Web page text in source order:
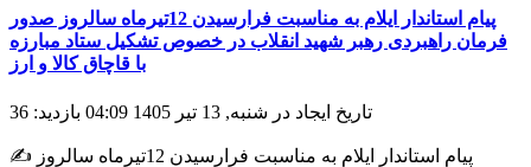
پیام استاندار ایلام به مناسبت فرارسیدن 12تیرماه سالروز صدور
فرمان راهبردی رهبر شهید انقلاب در خصوص تشکیل ستاد مبارزه
با قاچاق کالا و ارز
تاریخ ایجاد در شنبه, 13 تیر 1405 04:09 بازدید: 36
✍️ پیام استاندار ایلام به مناسبت فرارسیدن 12تیرماه سالروز